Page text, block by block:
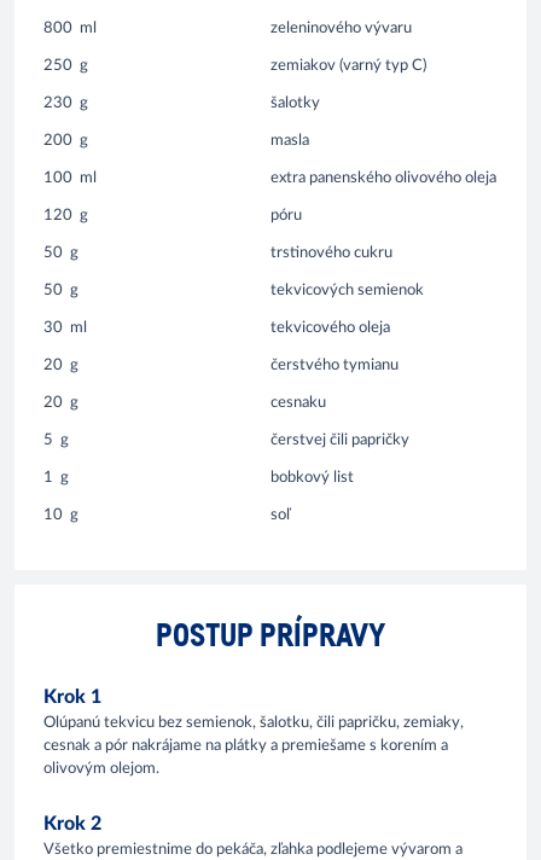
800 ml zeleninového vývaru
250 g zemiakov (varný typ C)
230 g šalotky
200 g masla
100 ml extra panenského olivového oleja
120 g póru
50 g trstinového cukru
50 g tekvicových semienok
30 ml tekvicového oleja
20 g čerstvého tymianu
20 g cesnaku
5 g čerstvej čili papričky
1 g bobkový list
10 g soľ
POSTUP PRÍPRAVY
Krok 1
Olúpanú tekvicu bez semienok, šalotku, čili papričku, zemiaky,
cesnak a pór nakrájame na plátky a premiešame s korením a
olivovým olejom.
Krok 2
Všetko premiestnime do pekáča, zľahka podlejeme vývarom a